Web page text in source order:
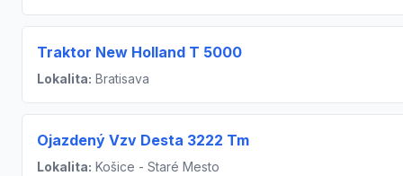
Traktor New Holland T 5000
Lokalita: Bratisava
Ojazdený Vzv Desta 3222 Tm
Lokalita: Košice - Staré Mesto